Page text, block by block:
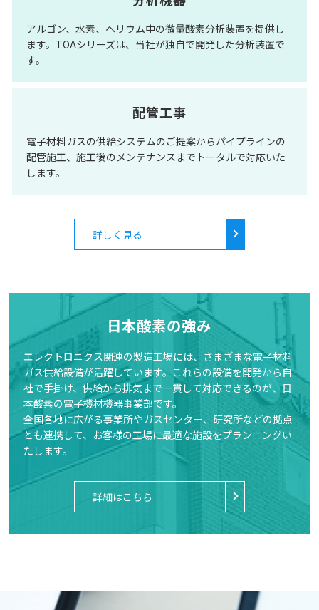
アルゴン、水素、ヘリウム中の微量酸素分析装置を提供し
ます。TOAシリーズは、当社が独自で開発した分析装置で
す。
配管工事
電子材料ガスの供給システムのご提案からパイプラインの
配管施工、施工後のメンテナンスまでトータルで対応いた
します。
詳しく見る
日本酸素の強み
エレクトロニクス関連の製造工場には、さまざまな電子材料
ガス供給設備が活躍しています。これらの設備を開発から自
社で手掛け、供給から排気まで一貫して対応できるのが、日
本酸素の電子機材機器事業部です。
全国各地に広がる事業所やガスセンター、研究所などの拠点
とも連携して、お客様の工場に最適な施設をプランニングい
たします。
詳細はこちら